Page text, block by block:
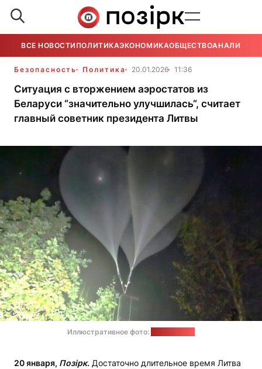
ВСЕ НОВОСТИ ПОЛИТИКАЭКОНОМИКАОБЩЕСТВОАНАЛИТИКА
Безопасность Политика 20.01.2026 11:36
Ситуация с вторжением аэростатов из
Беларуси “значительно улучшилась“, считает
главный советник президента Литвы
Иллюстративное фото:
20 января, Позірк. Достаточно длительное время Литва